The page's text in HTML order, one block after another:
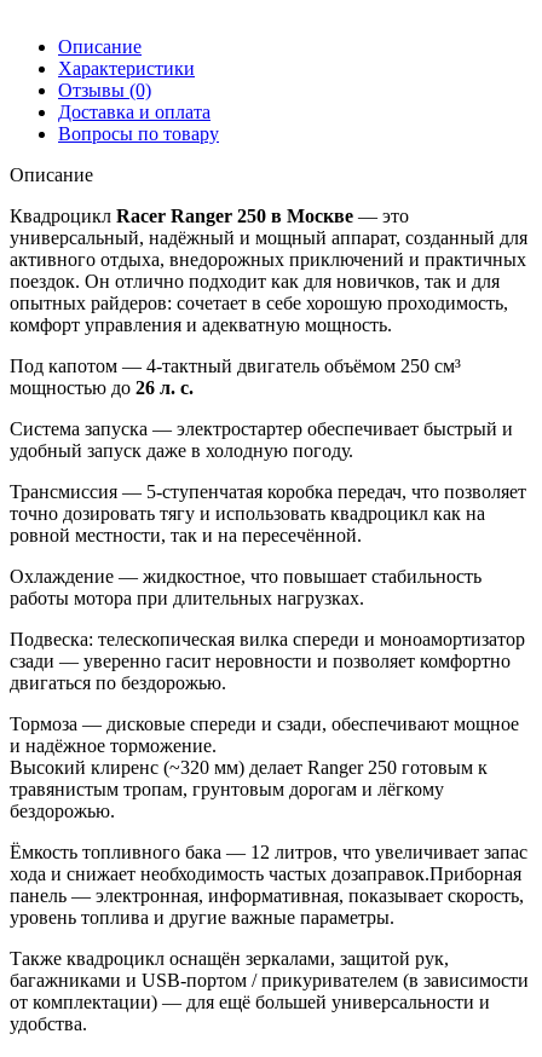
Описание
Характеристики
Отзывы (0)
Доставка и оплата
Вопросы по товару
Описание
Квадроцикл Racer Ranger 250 в Москве — это
универсальный, надёжный и мощный аппарат, созданный для
активного отдыха, внедорожных приключений и практичных
поездок. Он отлично подходит как для новичков, так и для
опытных райдеров: сочетает в себе хорошую проходимость,
комфорт управления и адекватную мощность.
Под капотом — 4-тактный двигатель объёмом 250 см³
мощностью до 26 л. с.
Система запуска — электростартер обеспечивает быстрый и
удобный запуск даже в холодную погоду.
Трансмиссия — 5-ступенчатая коробка передач, что позволяет
точно дозировать тягу и использовать квадроцикл как на
ровной местности, так и на пересечённой.
Охлаждение — жидкостное, что повышает стабильность
работы мотора при длительных нагрузках.
Подвеска: телескопическая вилка спереди и моноамортизатор
сзади — уверенно гасит неровности и позволяет комфортно
двигаться по бездорожью.
Тормоза — дисковые спереди и сзади, обеспечивают мощное
и надёжное торможение.
Высокий клиренс (~320 мм) делает Ranger 250 готовым к
травянистым тропам, грунтовым дорогам и лёгкому
бездорожью.
Ёмкость топливного бака — 12 литров, что увеличивает запас
хода и снижает необходимость частых дозаправок.Приборная
панель — электронная, информативная, показывает скорость,
уровень топлива и другие важные параметры.
Также квадроцикл оснащён зеркалами, защитой рук,
багажниками и USB-портом / прикуривателем (в зависимости
от комплектации) — для ещё большей универсальности и
удобства.